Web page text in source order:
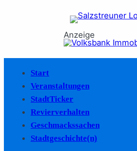
Anzeige
Start
Veranstaltungen
StadtTicker
Revierverhalten
Geschmackssachen
Stadtgeschichte(n)